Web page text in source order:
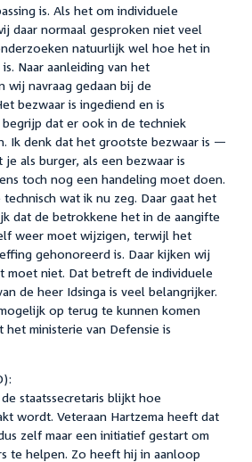
is. Als het om individuele
daar normaal gesproken niet veel
natuurlijk wel hoe het in
Naar aanleiding van het
wij navraag gedaan bij de
bezwaar is ingediend en is
dat er ook in de techniek
Ik denk dat het grootste bezwaar is —
als burger, als een bezwaar is
toch nog een handeling moet doen.
wat ik nu zeg. Daar gaat het
dat de betrokkene het in de aangifte
weer moet wijzigen, terwijl het
gehonoreerd is. Daar kijken wij
moet niet. Dat betreft de individuele
de heer Idsinga is veel belangrijker.
op terug te kunnen komen
ministerie van Defensie is
staatssecretaris blijkt hoe
wordt. Veteraan Hartzema heeft dat
zelf maar een initiatief gestart om
te helpen. Zo heeft hij in aanloop